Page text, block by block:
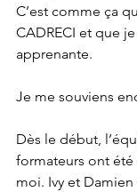
C’est comme ça
CADRECI et que
apprenante.
Je me souviens
Dès le début,
formateurs ont été
moi. Ivy et